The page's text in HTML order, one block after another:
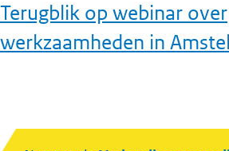
Terugblik op webinar over
werkzaamheden in